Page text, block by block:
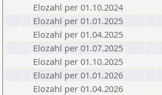
Elozahl per 01.10.2024
Elozahl per 01.01.2025
Elozahl per 01.04.2025
Elozahl per 01.07.2025
Elozahl per 01.10.2025
Elozahl per 01.01.2026
Elozahl per 01.04.2026